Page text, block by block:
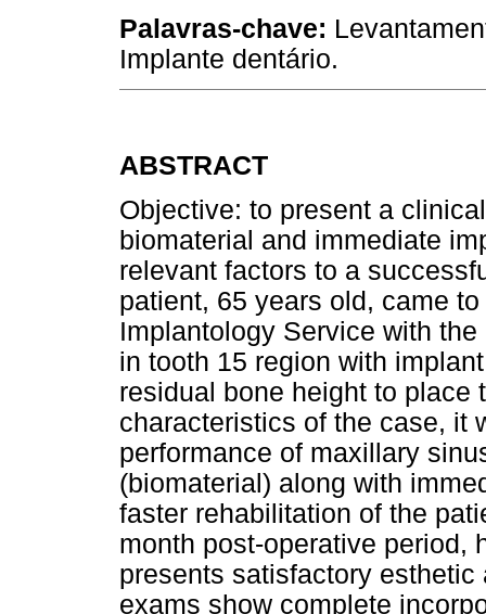
Palavras-chave:
Implante dentário.
ABSTRACT
Objective: to present a
biomaterial and immediate
relevant factors to a
patient, 65 years old, came
Implantology Service with
in tooth 15 region with
residual bone height to place
characteristics of the case, it
performance of maxillary
(biomaterial) along with
faster rehabilitation of the
month post-operative period,
presents satisfactory
exams show complete